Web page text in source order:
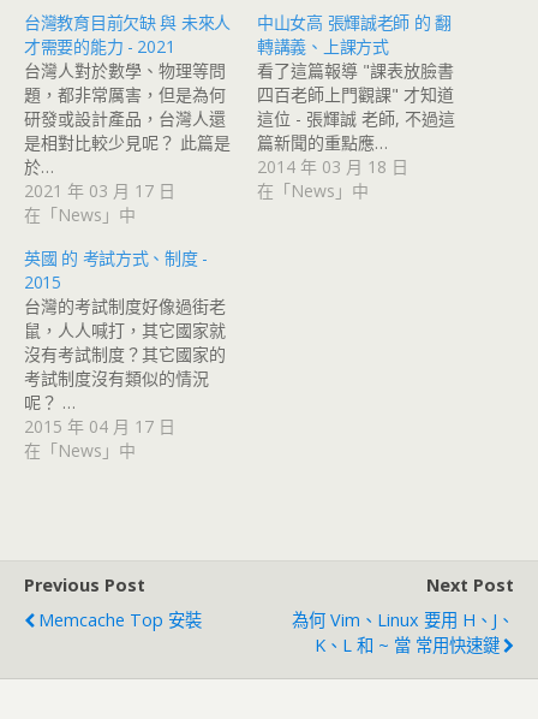
台灣教育目前欠缺 與 未來人
才需要的能力 - 2021
台灣人對於數學、物理等問
題，都非常厲害，但是為何
研發或設計產品，台灣人還
是相對比較少見呢？ 此篇是
於…
2021 年 03 月 17 日
在「News」中
中山女高 張輝誠老師 的 翻
轉講義、上課方式
看了這篇報導 "課表放臉書
四百老師上門觀課" 才知道
這位 - 張輝誠 老師, 不過這
篇新聞的重點應…
2014 年 03 月 18 日
在「News」中
英國 的 考試方式、制度 -
2015
台灣的考試制度好像過街老
鼠，人人喊打，其它國家就
沒有考試制度？其它國家的
考試制度沒有類似的情況
呢？ …
2015 年 04 月 17 日
在「News」中
Previous Post
Memcache Top 安裝
Next Post
為何 Vim、Linux 要用 H、j、
K、l 和 ~ 當 常用快速鍵